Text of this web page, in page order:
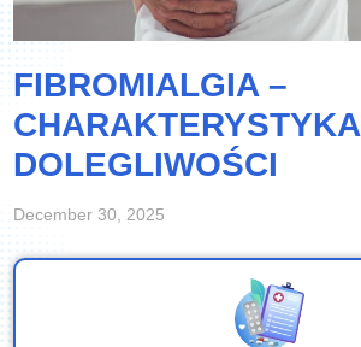
FIBROMIALGIA –
CHARAKTERYSTYKA
DOLEGLIWOŚCI
December 30, 2025